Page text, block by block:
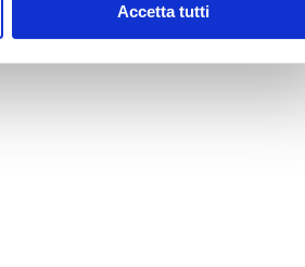
Accetta tutti